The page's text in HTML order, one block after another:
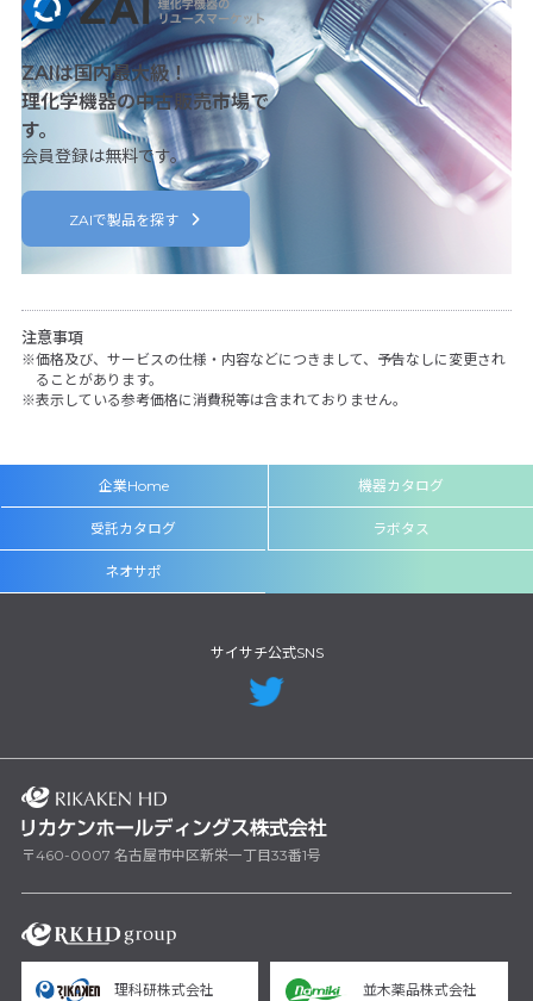
ZAIは国内最大級！
理化学機器の中古販売市場で
す。
会員登録は無料です。
ZAIで製品を探す
注意事項
価格及び、サービスの仕様・内容などにつきまして、予告なしに変更され
ることがあります。
表示している参考価格に消費税等は含まれておりません。
企業Home 機器カタログ
受託カタログ ラボタス
ネオサポ
サイサチ公式SNS
〒460-0007 名古屋市中区新栄一丁目33番1号
理科研株式会社 並木薬品株式会社